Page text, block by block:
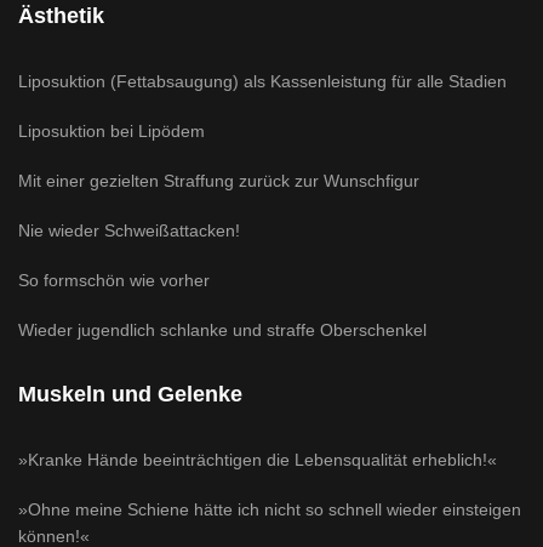
Ästhetik
Liposuktion (Fettabsaugung) als Kassenleistung für alle Stadien
Liposuktion bei Lipödem
Mit einer gezielten Straffung zurück zur Wunschfigur
Nie wieder Schweißattacken!
So formschön wie vorher
Wieder jugendlich schlanke und straffe Oberschenkel
Muskeln und Gelenke
»Kranke Hände beeinträchtigen die Lebensqualität erheblich!«
»Ohne meine Schiene hätte ich nicht so schnell wieder einsteigen
können!«